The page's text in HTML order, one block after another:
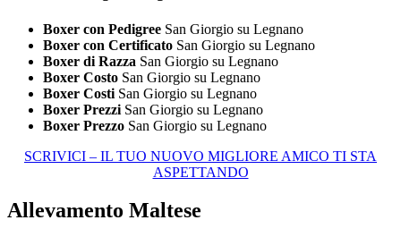
Boxer con Pedigree San Giorgio su Legnano
Boxer con Certificato San Giorgio su Legnano
Boxer di Razza San Giorgio su Legnano
Boxer Costo San Giorgio su Legnano
Boxer Costi San Giorgio su Legnano
Boxer Prezzi San Giorgio su Legnano
Boxer Prezzo San Giorgio su Legnano
SCRIVICI – IL TUO NUOVO MIGLIORE AMICO TI STA
ASPETTANDO
Allevamento Maltese